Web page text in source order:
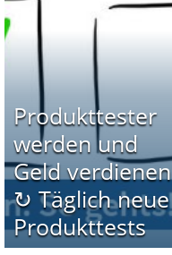
Produkttester
werden und
Geld verdienen
↻ Täglich neue
Produkttests